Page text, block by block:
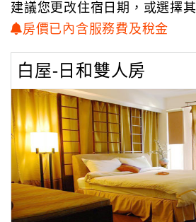
顧
務
顧
客
滿
意
度
因我們知道，你也需要一個全然的放
希望你來，像來到一個山中的朋友家
如果你來，請將塵囂留在鐵門之外，
栗田庄沒有媲美五星級飯店的豪華設
也沒有娛樂效果十足的卡拉OK
這裡只有超越星級的綠色大自然
建議您更改住宿日期，或選擇
房價已內含服務費及稅金
白屋-日和雙人房